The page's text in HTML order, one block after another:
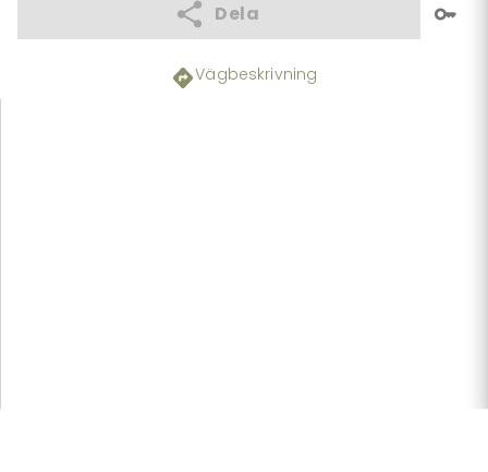
Dela
Vägbeskrivning